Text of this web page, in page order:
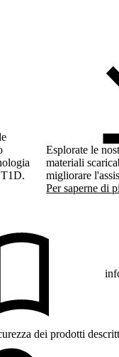
Esplorate le
materiali
migliorare
Per saperne di
dei prodotti